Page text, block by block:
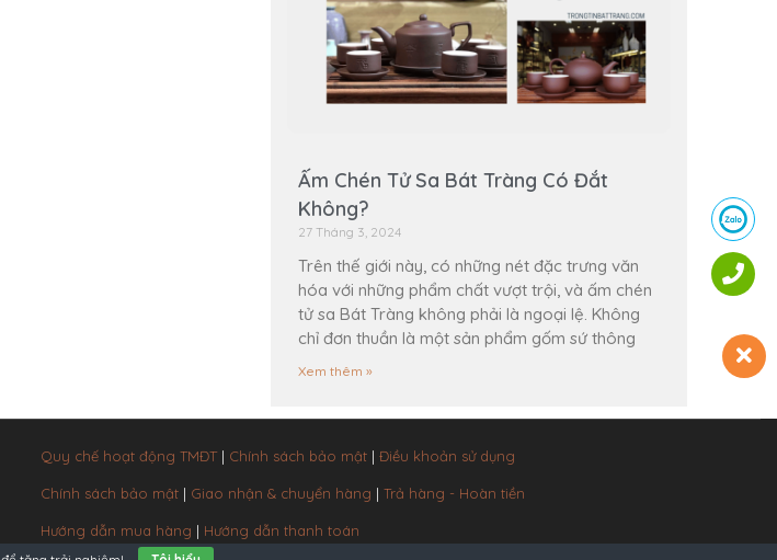
Ấm Chén Tử Sa Bát Tràng Có Đắt
Không?
27 Tháng 3, 2024
Trên thế giới này, có những nét đặc trưng văn
hóa với những phẩm chất vượt trội, và ấm chén
tử sa Bát Tràng không phải là ngoại lệ. Không
chỉ đơn thuần là một sản phẩm gốm sứ thông
Xem thêm »
Quy chế hoạt động TMĐT| Chính sách bảo mật | Điều khoản sử dụng
Chính sách bảo mật | Giao nhận & chuyển hàng | Trả hàng - Hoàn tiền
Hướng dẫn mua hàng | Hướng dẫn thanh toán